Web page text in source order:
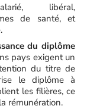
libéral,
de santé, et
du diplôme
pays exigent un
du titre de
le diplôme à
les filières, ce
rémunération.